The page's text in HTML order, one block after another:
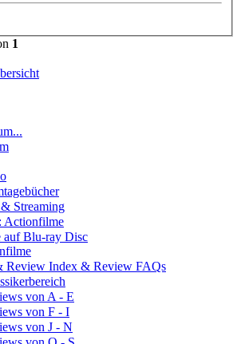
1
Streaming
Actionfilme
Blu-ray Disc
Index & Review FAQs
von A - E
von F - I
von J - N